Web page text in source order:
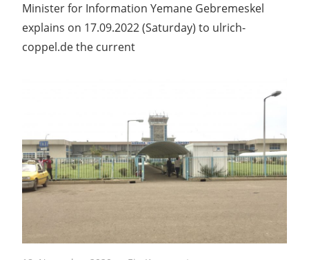
Minister for Information Yemane Gebremeskel
explains on 17.09.2022 (Saturday) to ulrich-
coppel.de the current